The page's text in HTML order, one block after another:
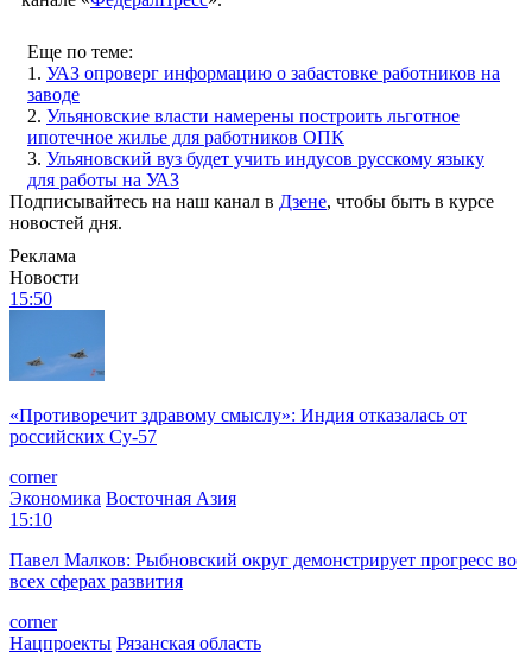
Еще по теме:
1. УАЗ опроверг информацию о забастовке работников на
заводе
2. Ульяновские власти намерены построить льготное
ипотечное жилье для работников ОПК
3. Ульяновский вуз будет учить индусов русскому языку
для работы на УАЗ
Подписывайтесь на наш канал в Дзене, чтобы быть в курсе
новостей дня.
Реклама
Новости
15:50
«Противоречит здравому смыслу»: Индия отказалась от
российских Су-57
corner
Экономика Восточная Азия
15:10
Павел Малков: Рыбновский округ демонстрирует прогресс во
всех сферах развития
corner
Нацпроекты Рязанская область